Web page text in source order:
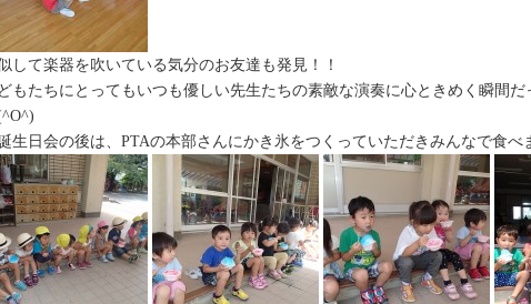
して楽器を吹いている気分のお友達も発見！！
もたちにとってもいつも優しい先生たちの素敵な演奏に心ときめく瞬間だ
生日会の後は、PTAの本部さんにかき氷をつくっていただきみんなで食べ